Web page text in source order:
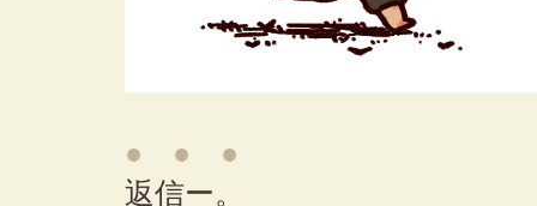
● ● ●
返信ー。